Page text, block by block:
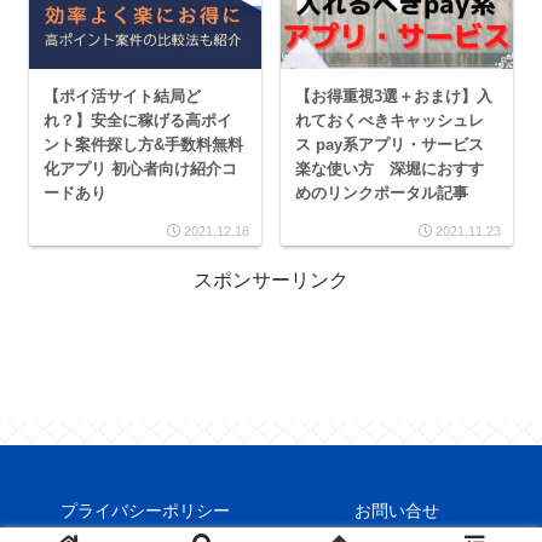
【ポイ活サイト結局ど
れ？】安全に稼げる高ポイ
ント案件探し方&手数料無料
化アプリ 初心者向け紹介コ
ードあり
2021.12.18
【お得重視3選＋おまけ】入
れておくべきキャッシュレ
ス pay系アプリ・サービス
楽な使い方 深堀におすす
めのリンクポータル記事
2021.11.23
スポンサーリンク
プライバシーポリシー お問い合せ